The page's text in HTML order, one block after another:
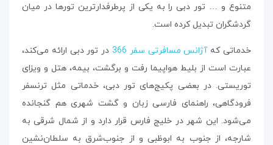
متنوع و … تور دبی را به یکی از پرطرفدارترین تورها در میان
گردشگران تبدیل کرده است.
خدماتی کهآژانس مسافرتی سفر 366
در تور دبی ارائه می‌کند،
عبارت است از بلیط هواپیما رفت و برگشت، بیمه، هتل و ویزای
توریستی. در بعضی پکیج‌های تور دبی، خدماتی مثل ترنسفر
فرودگاهی، راهنمای فارسی زبان و گشت شهری هم گنجانده
می‌شود. این شهر در خلیج فارس قرار دارد و از شمال شرقی به
شارجه، از جنوب به ابوظبی و از جنوب‌شرق به سلطان‌نشین